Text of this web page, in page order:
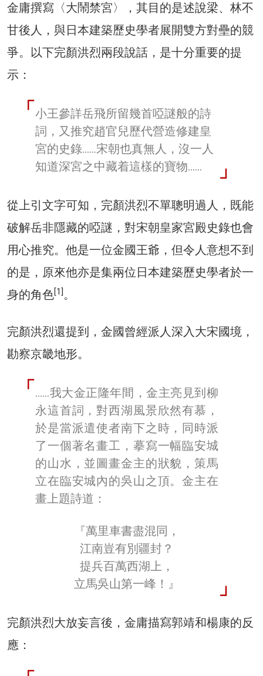
金庸撰寫〈大鬧禁宮〉，其目的是述說梁、林不
甘後人，與日本建築歷史學者展開雙方對壘的競
爭。以下完顏洪烈兩段說話，是十分重要的提
示：
小王參詳岳飛所留幾首啞謎般的詩
詞，又推究趙官兒歷代營造修建皇
宮的史錄……宋朝也真無人，沒一人
知道深宮之中藏着這樣的寶物……
從上引文字可知，完顏洪烈不單聰明過人，既能
破解岳非隱藏的啞謎，對宋朝皇家宮殿史錄也會
用心推究。他是一位金國王爺，但令人意想不到
的是，原來他亦是集兩位日本建築歷史學者於一
身的角色[1] 。
完顏洪烈還提到，金國曾經派人深入大宋國境，
勘察京畿地形。
……我大金正隆年間，金主亮見到柳
永這首詞，對西湖風景欣然有慕，
於是當派遣使者南下之時，同時派
了一個著名畫工，摹寫一幅臨安城
的山水，並圖畫金主的狀貌，策馬
立在臨安城內的吳山之頂。金主在
畫上題詩道：
『萬里車書盡混同，
江南豈有別疆封？
提兵百萬西湖上，
立馬吳山第一峰！』
完顏洪烈大放妄言後，金庸描寫郭靖和楊康的反
應：